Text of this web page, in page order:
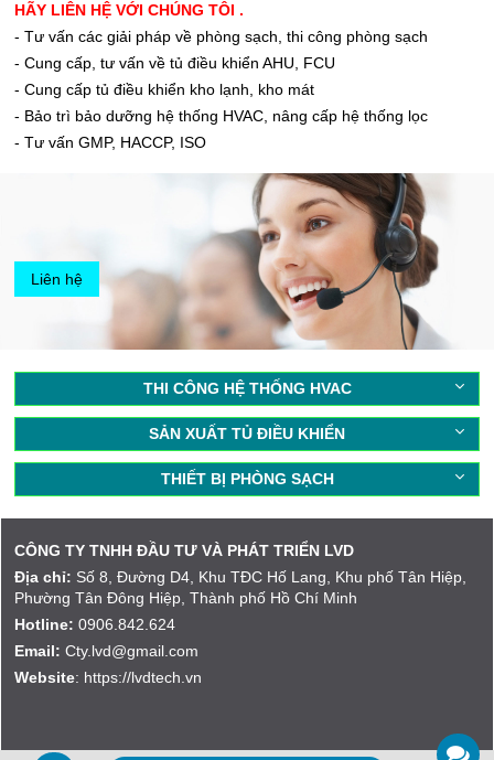
HÃY LIÊN HỆ VỚI CHÚNG TÔI .
- Tư vấn các giải pháp về phòng sạch, thi công phòng sạch
- Cung cấp, tư vấn về tủ điều khiển AHU, FCU
- Cung cấp tủ điều khiển kho lạnh, kho mát
- Bảo trì bảo dưỡng hệ thống HVAC, nâng cấp hệ thống lọc
- Tư vấn GMP, HACCP, ISO
Liên hệ
THI CÔNG HỆ THỐNG HVAC
SẢN XUẤT TỦ ĐIỀU KHIỂN
THIẾT BỊ PHÒNG SẠCH
CÔNG TY TNHH ĐẦU TƯ VÀ PHÁT TRIỂN LVD
Địa chỉ: Số 8, Đường D4, Khu TĐC Hố Lang, Khu phố Tân Hiệp,
Phường Tân Đông Hiệp, Thành phố Hồ Chí Minh
Hotline: 0906.842.624
Email: Cty.lvd@gmail.com
Website: https://lvdtech.vn